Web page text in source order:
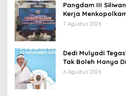
Pangdam III
Kerja
Pemerintah
7 Agustus 2026
Dedi Mulyadi
Tak Boleh Hanya
Ekonomi
6 Agustus 2026